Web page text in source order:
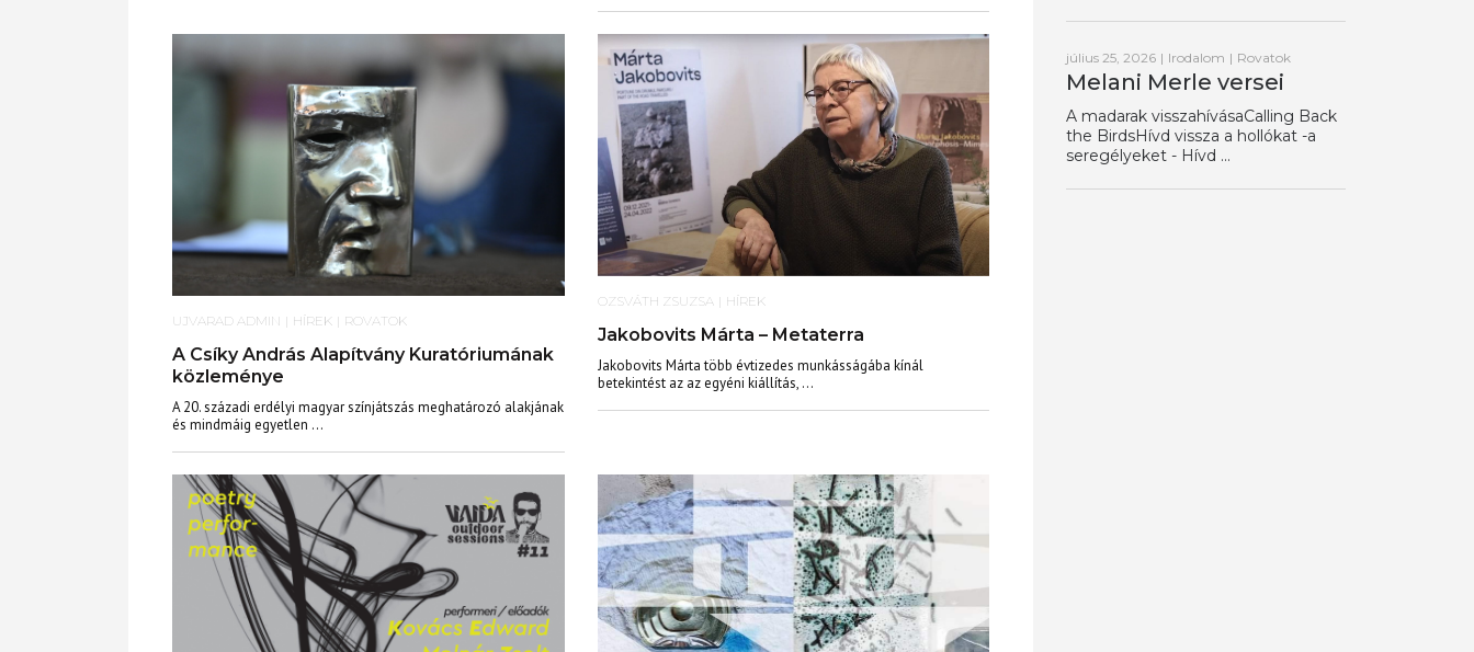
UJVARAD ADMIN | HÍREK | ROVATOK
A Csíky András Alapítvány Kuratóriumának
közleménye
A 20. századi erdélyi magyar színjátszás meghatározó alakjának
és mindmáig egyetlen ...
OZSVÁTH ZSUZSA | HÍREK
Jakobovits Márta – Metaterra
Jakobovits Márta több évtizedes munkásságába kínál
betekintést az az egyéni kiállítás, ...
július 25, 2026 | Irodalom | Rovatok
Melani Merle versei
A madarak visszahívásaCalling Back
the BirdsHívd vissza a hollókat -a
seregélyeket - Hívd ...